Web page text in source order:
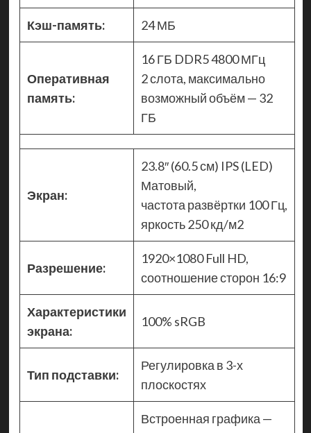
Кэш-память: 24 МБ
Оперативная
память:
16 ГБ DDR5 4800 МГц
2 слота, максимально
возможный объём — 32
ГБ
Экран:
23.8″ (60.5 см) IPS (LED)
Матовый,
частота развёртки 100 Гц,
яркость 250 кд/м2
Разрешение:
1920×1080 Full HD,
соотношение сторон 16:9
Характеристики
экрана:
100% sRGB
Тип подставки:
Регулировка в 3-х
плоскостях
Встроенная графика —